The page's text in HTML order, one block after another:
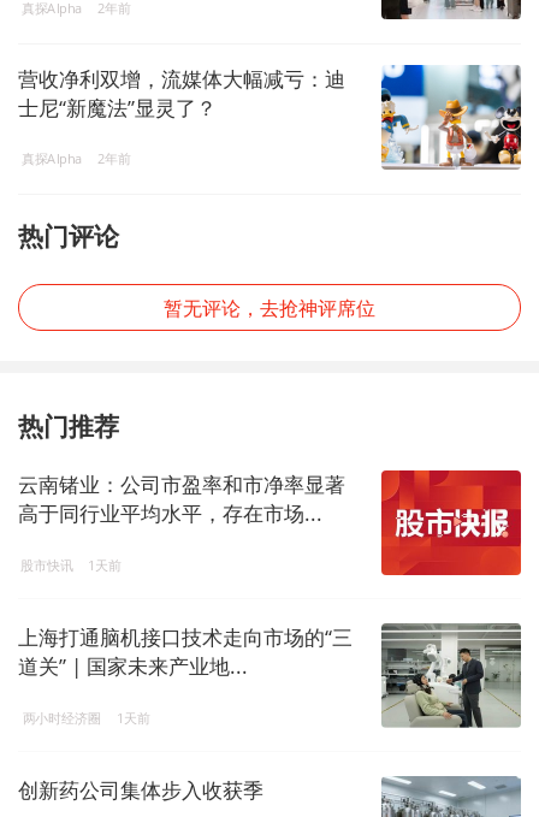
真探Alpha 2年前
营收净利双增，流媒体大幅减亏：迪
士尼“新魔法”显灵了？
真探Alpha 2年前
热门评论
暂无评论，去抢神评席位
热门推荐
云南锗业：公司市盈率和市净率显著
高于同行业平均水平，存在市场...
股市快讯 1天前
上海打通脑机接口技术走向市场的“三
道关” | 国家未来产业地...
两小时经济圈 1天前
创新药公司集体步入收获季